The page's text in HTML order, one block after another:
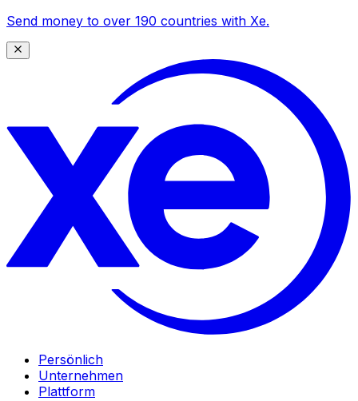
Send money to over 190 countries with Xe.
Persönlich
Unternehmen
Plattform